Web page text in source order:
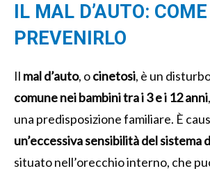
IL MAL D’AUTO: COME
PREVENIRLO
Il mal d’auto, ocinetosi, è un
comune nei bambini tra i 3 e i 12 anni
una predisposizione familiare. È
un’eccessiva sensibilità del sistema
situato nell’orecchio interno, che